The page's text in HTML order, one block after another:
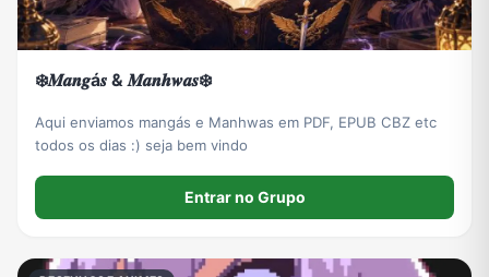
❄️𝑴𝒂𝒏𝒈á𝒔 & 𝑴𝒂𝒏𝒉𝒘𝒂𝒔❄️
Aqui enviamos mangás e Manhwas em PDF, EPUB CBZ etc
todos os dias :) seja bem vindo
Entrar no Grupo